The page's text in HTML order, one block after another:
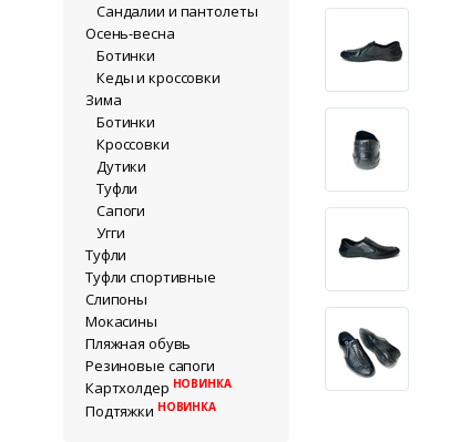
Сандалии и пантолеты
Осень-весна
Ботинки
Кеды и кроссовки
Зима
Ботинки
Кроссовки
Дутики
Туфли
Сапоги
Угги
Туфли
Туфли спортивные
Слипоны
Мокасины
Пляжная обувь
Резиновые сапоги
Картхолдер НОВИНКА
Подтяжки НОВИНКА